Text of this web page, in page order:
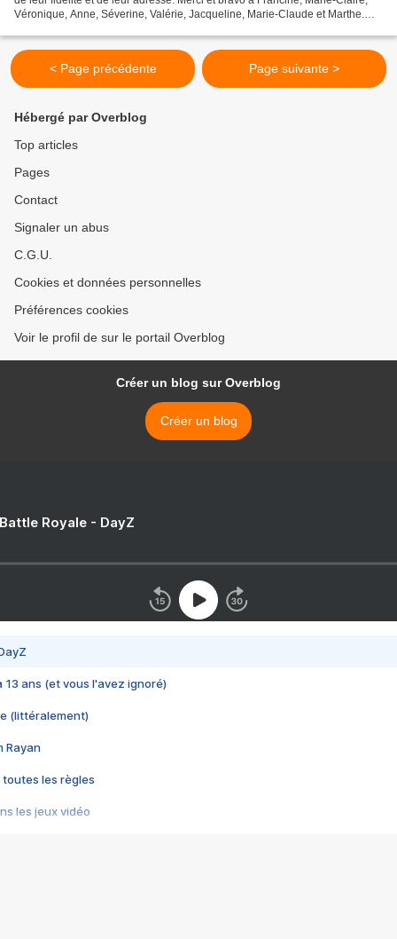
Véronique, Anne, Séverine, Valérie, Jacqueline, Marie-Claude et Marthe.
< Page précédente Page suivante >
Hébergé par Overblog
Top articles
Pages
Contact
Signaler un abus
C.G.U.
Cookies et données personnelles
Préférences cookies
Voir le profil de sur le portail Overblog
Créer un blog sur Overblog
Créer un blog
Royale - DayZ
13 ans (et vous l'avez ignoré)
(littéralement)
Rayan
toutes les règles
les jeux vidéo